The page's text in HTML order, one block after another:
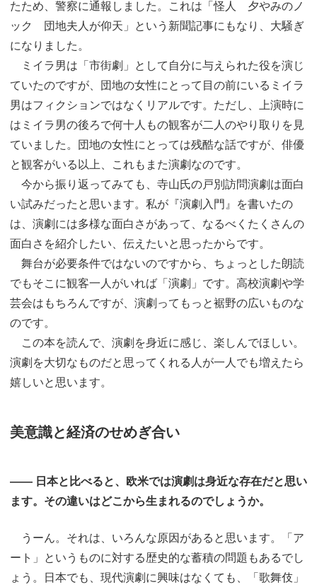
たため、警察に通報しました。これは「怪人 夕やみのノ
ック 団地夫人が仰天」という新聞記事にもなり、大騒ぎ
になりました。
ミイラ男は「市街劇」として自分に与えられた役を演じ
ていたのですが、団地の女性にとって目の前にいるミイラ
男はフィクションではなくリアルです。ただし、上演時に
はミイラ男の後ろで何十人もの観客が二人のやり取りを見
ていました。団地の女性にとっては残酷な話ですが、俳優
と観客がいる以上、これもまた演劇なのです。
今から振り返ってみても、寺山氏の戸別訪問演劇は面白
い試みだったと思います。私が『演劇入門』を書いたの
は、演劇には多様な面白さがあって、なるべくたくさんの
面白さを紹介したい、伝えたいと思ったからです。
舞台が必要条件ではないのですから、ちょっとした朗読
でもそこに観客一人がいれば「演劇」です。高校演劇や学
芸会はもちろんですが、演劇ってもっと裾野の広いものな
のです。
この本を読んで、演劇を身近に感じ、楽しんでほしい。
演劇を大切なものだと思ってくれる人が一人でも増えたら
嬉しいと思います。
美意識と経済のせめぎ合い
―― 日本と比べると、欧米では演劇は身近な存在だと思い
ます。その違いはどこから生まれるのでしょうか。
うーん。それは、いろんな原因があると思います。「ア
ート」というものに対する歴史的な蓄積の問題もあるでし
ょう。日本でも、現代演劇に興味はなくても、「歌舞伎」